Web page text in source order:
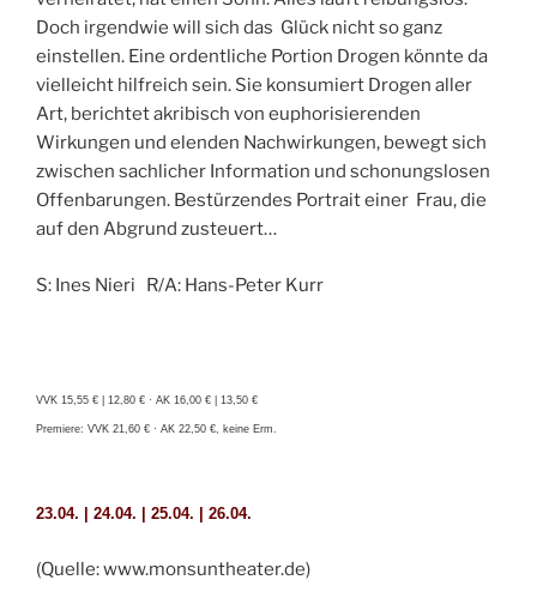
Doch irgendwie will sich das Glück nicht so ganz
einstellen. Eine ordentliche Portion Drogen könnte da
vielleicht hilfreich sein. Sie konsumiert Drogen aller
Art, berichtet akribisch von euphorisierenden
Wirkungen und elenden Nachwirkungen, bewegt sich
zwischen sachlicher Information und schonungslosen
Offenbarungen. Bestürzendes Portrait einer Frau, die
auf den Abgrund zusteuert…
S: Ines Nieri R/A: Hans-Peter Kurr
VVK 15,55 € | 12,80 € · AK 16,00 € | 13,50 €
Premiere: VVK 21,60 € · AK 22,50 €, keine Erm.
23.04. 24.04. 25.04. 26.04.
(Quelle: www.monsuntheater.de)